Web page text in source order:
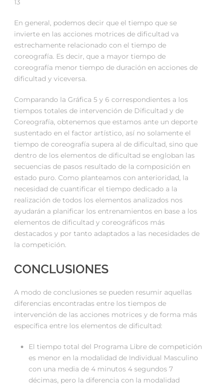
13
En general, podemos decir que el tiempo que se
invierte en las acciones motrices de dificultad va
estrechamente relacionado con el tiempo de
coreografía. Es decir, que a mayor tiempo de
coreografía menor tiempo de duración en acciones de
dificultad y viceversa.
Comparando la Gráfica 5 y 6 correspondientes a los
tiempos totales de intervención de Dificultad y de
Coreografía, obtenemos que estamos ante un deporte
sustentado en el factor artístico, así no solamente el
tiempo de coreografía supera al de dificultad, sino que
dentro de los elementos de dificultad se engloban las
secuencias de pasos resultado de la composición en
estado puro. Como planteamos con anterioridad, la
necesidad de cuantificar el tiempo dedicado a la
realización de todos los elementos analizados nos
ayudarán a planificar los entrenamientos en base a los
elementos de dificultad y coreográficos más
destacados y por tanto adaptados a las necesidades de
la competición.
CONCLUSIONES
A modo de conclusiones se pueden resumir aquellas
diferencias encontradas entre los tiempos de
intervención de las acciones motrices y de forma más
específica entre los elementos de dificultad:
El tiempo total del Programa Libre de competición
es menor en la modalidad de Individual Masculino
con una media de 4 minutos 4 segundos 7
décimas, pero la diferencia con la modalidad